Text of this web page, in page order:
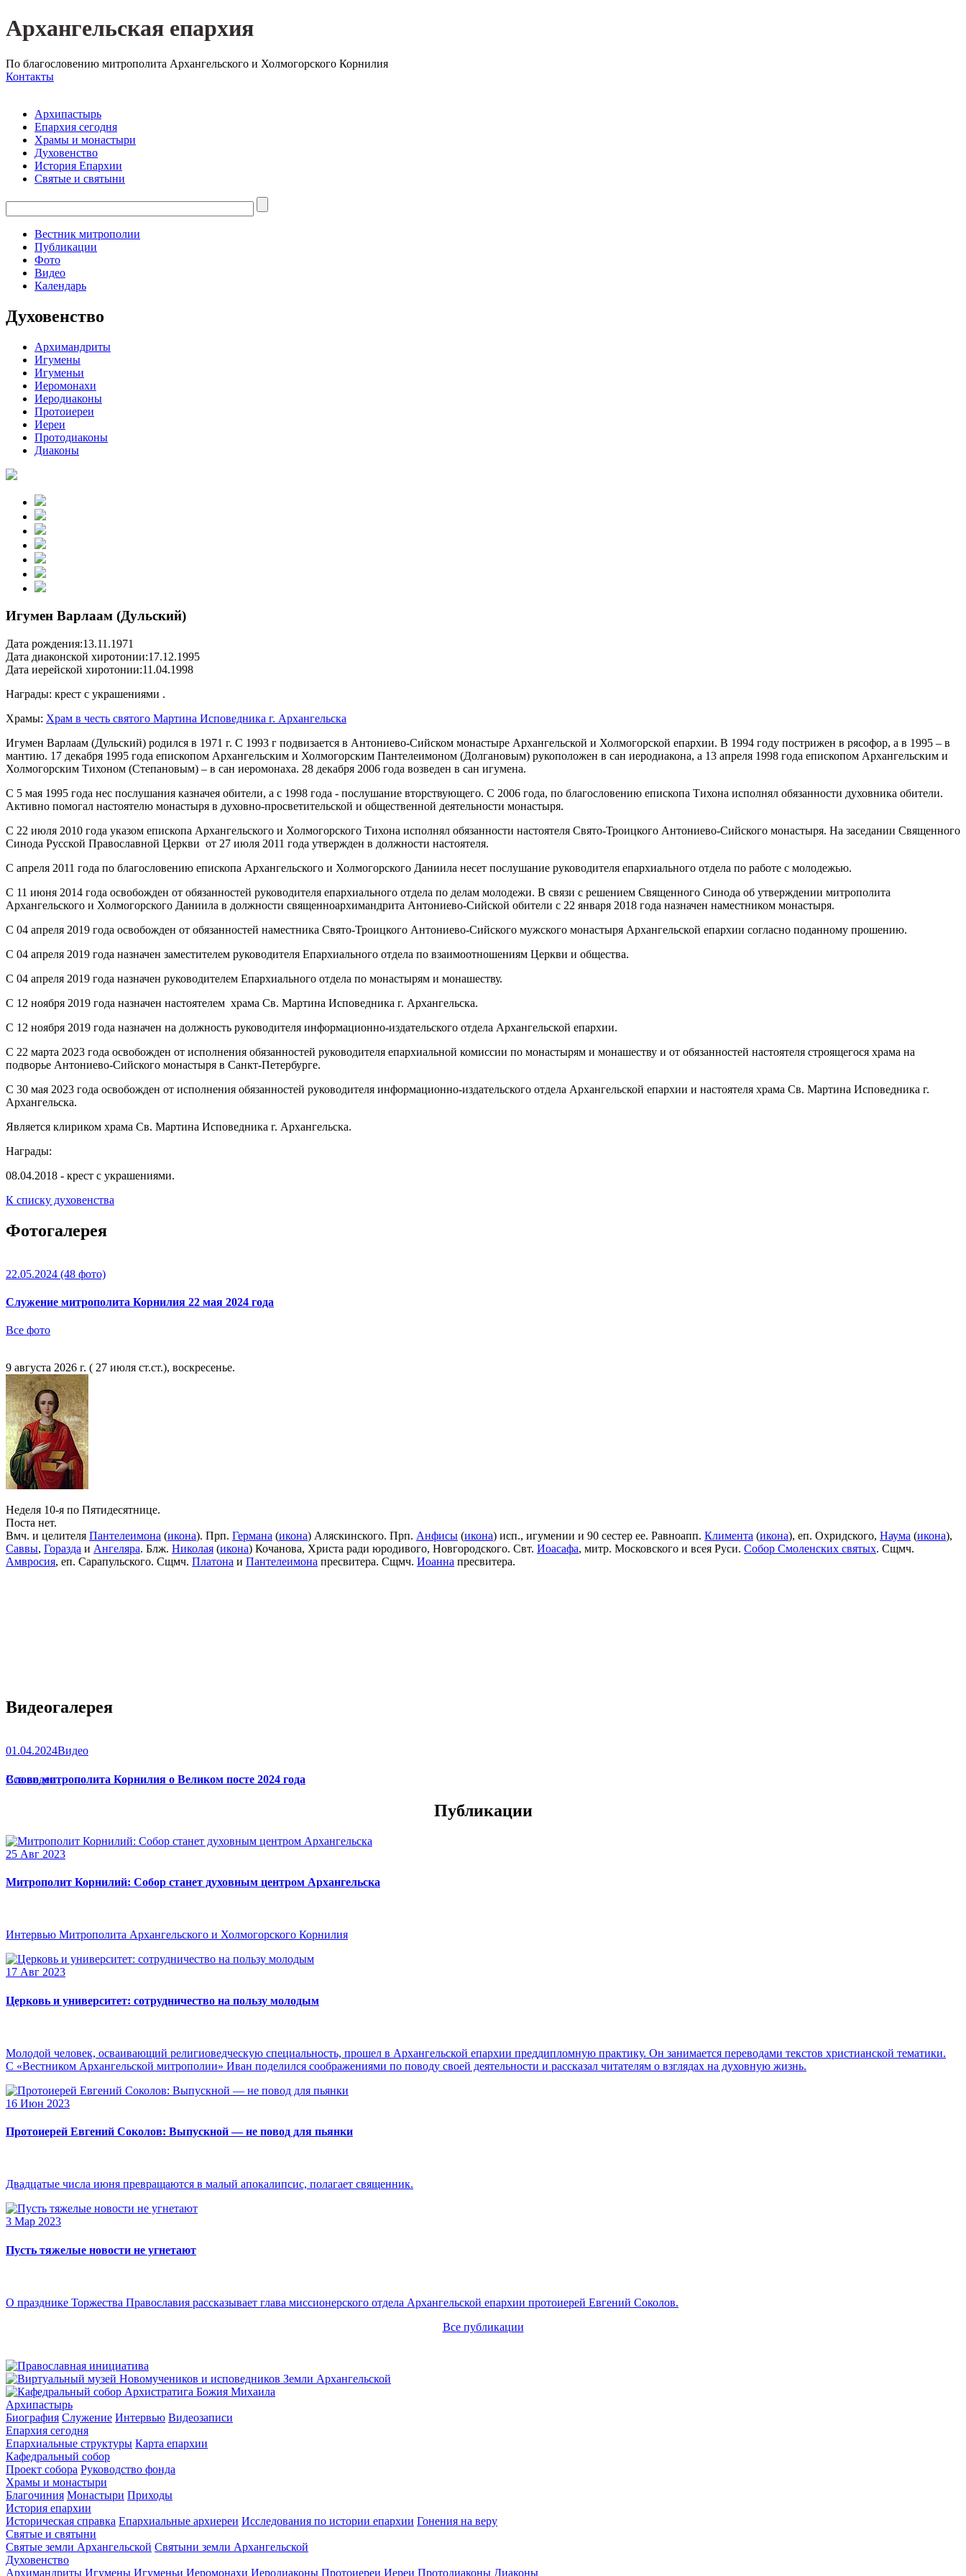
Архангельская епархия
По благословению митрополита Архангельского и Холмогорского Корнилия
Контакты
Архипастырь
Епархия сегодня
Храмы и монастыри
Духовенство
История Епархии
Святые и святыни
Вестник митрополии
Публикации
Фото
Видео
Календарь
Духовенство
Архимандриты
Игумены
Игуменьи
Иеромонахи
Иеродиаконы
Протоиереи
Иереи
Протодиаконы
Диаконы
Игумен Варлаам (Дульский)
Дата рождения:13.11.1971
Дата диаконской хиротонии:17.12.1995
Дата иерейской хиротонии:11.04.1998
Награды: крест с украшениями .
Храмы: Храм в честь святого Мартина Исповедника г. Архангельска
Игумен Варлаам (Дульский) родился в 1971 г. С 1993 г подвизается в Антониево-Сийском монастыре Архангельской и Холмогорской епархии. В 1994 году пострижен в рясофор, а в 1995 – в
мантию. 17 декабря 1995 года епископом Архангельским и Холмогорским Пантелеимоном (Долгановым) рукоположен в сан иеродиакона, а 13 апреля 1998 года епископом Архангельским и
Холмогорским Тихоном (Степановым) – в сан иеромонаха. 28 декабря 2006 года возведен в сан игумена.
С 5 мая 1995 года нес послушания казначея обители, а с 1998 года - послушание вторствующего. С 2006 года, по благословению епископа Тихона исполнял обязанности духовника обители.
Активно помогал настоятелю монастыря в духовно-просветительской и общественной деятельности монастыря.
С 22 июля 2010 года указом епископа Архангельского и Холмогорского Тихона исполнял обязанности настоятеля Свято-Троицкого Антониево-Сийского монастыря. На заседании Священного
Синода Русской Православной Церкви от 27 июля 2011 года утвержден в должности настоятеля.
С апреля 2011 года по благословению епископа Архангельского и Холмогорского Даниила несет послушание руководителя епархиального отдела по работе с молодежью.
С 11 июня 2014 года освобожден от обязанностей руководителя епархиального отдела по делам молодежи. В связи с решением Священного Синода об утверждении митрополита
Архангельского и Холмогорского Даниила в должности священноархимандрита Антониево-Сийской обители с 22 января 2018 года назначен наместником монастыря.
С 04 апреля 2019 года освобожден от обязанностей наместника Свято-Троицкого Антониево-Сийского мужского монастыря Архангельской епархии согласно поданному прошению.
С 04 апреля 2019 года назначен заместителем руководителя Епархиального отдела по взаимоотношениям Церкви и общества.
С 04 апреля 2019 года назначен руководителем Епархиального отдела по монастырям и монашеству.
С 12 ноября 2019 года назначен настоятелем храма Св. Мартина Исповедника г. Архангельска.
С 12 ноября 2019 года назначен на должность руководителя информационно-издательского отдела Архангельской епархии.
С 22 марта 2023 года освобожден от исполнения обязанностей руководителя епархиальной комиссии по монастырям и монашеству и от обязанностей настоятеля строящегося храма на
подворье Антониево-Сийского монастыря в Санкт-Петербурге.
С 30 мая 2023 года освобожден от исполнения обязанностей руководителя информационно-издательского отдела Архангельской епархии и настоятеля храма Св. Мартина Исповедника г.
Архангельска.
Является клириком храма Св. Мартина Исповедника г. Архангельска.
Награды:
08.04.2018 - крест с украшениями.
К списку духовенства
Фотогалерея
22.05.2024 (48 фото)
Служение митрополита Корнилия 22 мая 2024 года
Все фото
9 августа 2026 г. ( 27 июля ст.ст.), воскресенье.
Неделя 10-я по Пятидесятнице.
Поста нет.
Вмч. и целителя Пантелеимона (икона). Прп. Германа (икона) Аляскинского. Прп. Анфисы (икона) исп., игумении и 90 сестер ее. Равноапп. Климента (икона), еп. Охридского, Наума (икона),
Саввы, Горазда и Ангеляра. Блж. Николая (икона) Кочанова, Христа ради юродивого, Новгородского. Свт. Иоасафа, митр. Московского и всея Руси. Собор Смоленских святых. Сщмч.
Амвросия, еп. Сарапульского. Сщмч. Платона и Пантелеимона пресвитера. Сщмч. Иоанна пресвитера.
Видеогалерея
01.04.2024Видео
Слово митрополита Корнилия о Великом посте 2024 года
Все видео
Публикации
25 Авг 2023
Митрополит Корнилий: Собор станет духовным центром Архангельска
Интервью Митрополита Архангельского и Холмогорского Корнилия
17 Авг 2023
Церковь и университет: сотрудничество на пользу молодым
Молодой человек, осваивающий религиоведческую специальность, прошел в Архангельской епархии преддипломную практику. Он занимается переводами текстов христианской тематики.
С «Вестником Архангельской митрополии» Иван поделился соображениями по поводу своей деятельности и рассказал читателям о взглядах на духовную жизнь.
16 Июн 2023
Протоиерей Евгений Соколов: Выпускной — не повод для пьянки
Двадцатые числа июня превращаются в малый апокалипсис, полагает священник.
3 Мар 2023
Пусть тяжелые новости не угнетают
О празднике Торжества Православия рассказывает глава миссионерского отдела Архангельской епархии протоиерей Евгений Соколов.
Все публикации
Архипастырь
Биография Служение Интервью Видеозаписи
Епархия сегодня
Епархиальные структуры Карта епархии
Кафедральный собор
Проект собора Руководство фонда
Храмы и монастыри
Благочиния Монастыри Приходы
История епархии
Историческая справка Епархиальные архиереи Исследования по истории епархии Гонения на веру
Святые и святыни
Святые земли Архангельской Святыни земли Архангельской
Духовенство
Архимандриты Игумены Игуменьи Иеромонахи Иеродиаконы Протоиереи Иереи Протодиаконы Диаконы